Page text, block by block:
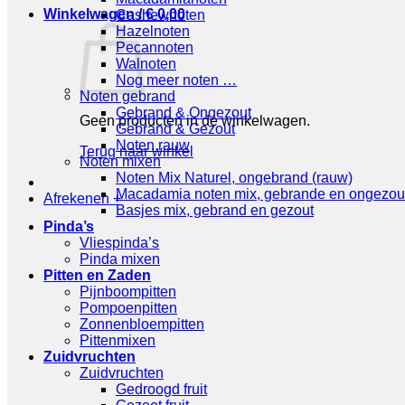
Winkelwagen /€0,00
Geen producten in de winkelwagen.
Terug naar winkel
Afrekenen +
Cashewnoten
Hazelnoten
Pecannoten
Walnoten
Nog meer noten …
Noten gebrand
Gebrand & Ongezout
Gebrand & Gezout
Noten rauw
Noten mixen
Noten Mix Naturel, ongebrand (rauw)
Macadamia noten mix, gebrande en
Basjes mix, gebrand en gezout
Pinda’s
Vliespinda’s
Pinda mixen
Pitten en Zaden
Pijnboompitten
Pompoenpitten
Zonnenbloempitten
Pittenmixen
Zuidvruchten
Zuidvruchten
Gedroogd fruit